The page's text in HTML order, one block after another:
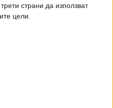
страни да използват
цели.